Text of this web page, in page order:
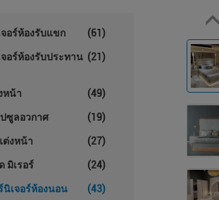
จอร์ห้องรับแขก (61)
จอร์ห้องรับประทาน (21)
หน้า (49)
ซูลอวกาศ (19)
ต่งหน้า (27)
มิเรอร์ (24)
นิเจอร์ห้องนอน (43)